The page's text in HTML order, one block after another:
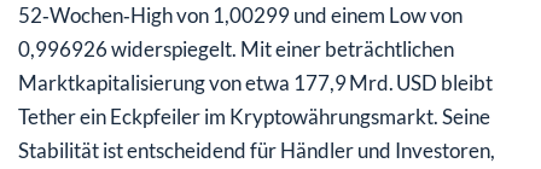
52‑Wochen‑High von 1,00299 und einem Low von
0,996926 widerspiegelt. Mit einer beträchtlichen
Marktkapitalisierung von etwa 177,9 Mrd. USD bleibt
Tether ein Eckpfeiler im Kryptowährungsmarkt. Seine
Stabilität ist entscheidend für Händler und Investoren,